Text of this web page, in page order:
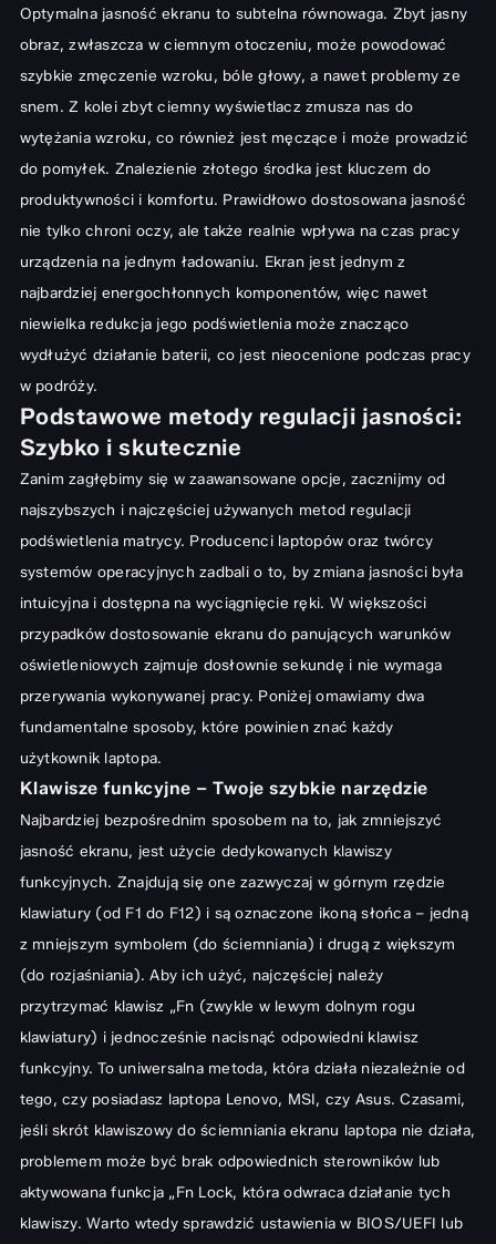
Klawisze funkcyjne – Twoje szybkie narzędzie
Zaawansowane opcje i strategie zarządzania jasnością
Automatyczne dostosowywanie jasności: Inteligentne rozwiązania
Profile zasilania i ich wpływ na jasność ekranu
Jasność ekranu a komfort użytkowania i kondycja urządzenia
Ochrona wzroku: Dlaczego odpowiednia jasność jest kluczowa?
Wydłużanie żywotności baterii dzięki mądrej regulacji
Podsumowanie: Jak znaleźć idealną jasność dla siebie
Optymalna jasność ekranu to subtelna równowaga. Zbyt jasny
obraz, zwłaszcza w ciemnym otoczeniu, może powodować
szybkie zmęczenie wzroku, bóle głowy, a nawet problemy ze
snem. Z kolei zbyt ciemny wyświetlacz zmusza nas do
wytężania wzroku, co również jest męczące i może prowadzić
do pomyłek. Znalezienie złotego środka jest kluczem do
produktywności i komfortu. Prawidłowo dostosowana jasność
nie tylko chroni oczy, ale także realnie wpływa na czas pracy
urządzenia na jednym ładowaniu. Ekran jest jednym z
najbardziej energochłonnych komponentów, więc nawet
niewielka redukcja jego podświetlenia może znacząco
wydłużyć działanie baterii, co jest nieocenione podczas pracy
w podróży.
Podstawowe metody regulacji jasności:
Szybko i skutecznie
Zanim zagłębimy się w zaawansowane opcje, zacznijmy od
najszybszych i najczęściej używanych metod regulacji
podświetlenia matrycy. Producenci laptopów oraz twórcy
systemów operacyjnych zadbali o to, by zmiana jasności była
intuicyjna i dostępna na wyciągnięcie ręki. W większości
przypadków dostosowanie ekranu do panujących warunków
oświetleniowych zajmuje dosłownie sekundę i nie wymaga
przerywania wykonywanej pracy. Poniżej omawiamy dwa
fundamentalne sposoby, które powinien znać każdy
użytkownik laptopa.
Klawisze funkcyjne – Twoje szybkie narzędzie
Najbardziej bezpośrednim sposobem na to, jak zmniejszyć
jasność ekranu, jest użycie dedykowanych klawiszy
funkcyjnych. Znajdują się one zazwyczaj w górnym rzędzie
klawiatury (od F1 do F12) i są oznaczone ikoną słońca – jedną
z mniejszym symbolem (do ściemniania) i drugą z większym
(do rozjaśniania). Aby ich użyć, najczęściej należy
przytrzymać klawisz „Fn (zwykle w lewym dolnym rogu
klawiatury) i jednocześnie nacisnąć odpowiedni klawisz
funkcyjny. To uniwersalna metoda, która działa niezależnie od
tego, czy posiadasz laptopa Lenovo, MSI, czy Asus. Czasami,
jeśli skrót klawiszowy do ściemniania ekranu laptopa nie działa,
problemem może być brak odpowiednich sterowników lub
aktywowana funkcja „Fn Lock, która odwraca działanie tych
klawiszy. Warto wtedy sprawdzić ustawienia w BIOS/UEFI lub